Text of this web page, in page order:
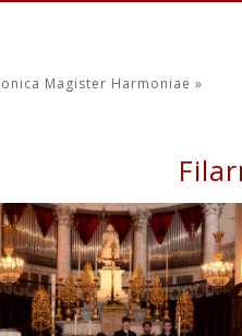
Magister Harmoniae »